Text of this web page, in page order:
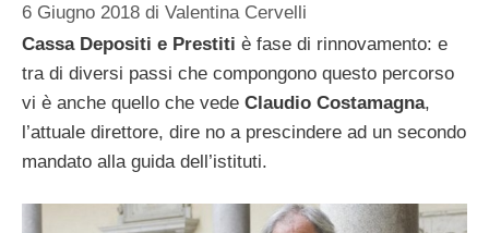
6 Giugno 2018 di Valentina Cervelli
Cassa Depositi e Prestiti è fase di rinnovamento: e
tra di diversi passi che compongono questo percorso
vi è anche quello che vede Claudio Costamagna,
l’attuale direttore, dire no a prescindere ad un secondo
mandato alla guida dell’istituti.